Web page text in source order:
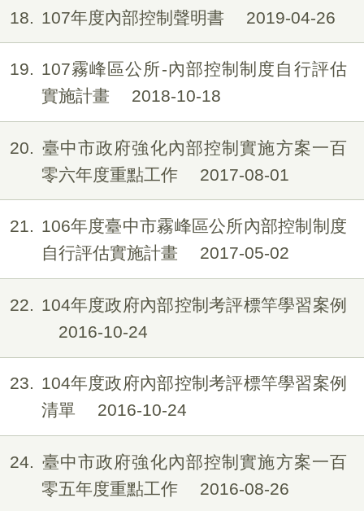
18 107年度內部控制聲明書 2019-04-26
19
107霧峰區公所-內部控制制度自行評估
實施計畫
2018-10-18
20
臺中市政府強化內部控制實施方案一百
零六年度重點工作
2017-08-01
21
106年度臺中市霧峰區公所內部控制制度
自行評估實施計畫
2017-05-02
22
104年度政府內部控制考評標竿學習案例
2016-10-24
23
104年度政府內部控制考評標竿學習案例
清單
2016-10-24
24
臺中市政府強化內部控制實施方案一百
零五年度重點工作
2016-08-26